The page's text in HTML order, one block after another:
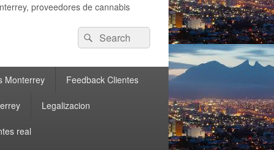
proveedores de cannabis
Search
for:
Search
Monterrey Feedback Clientes
Legalizacion
real